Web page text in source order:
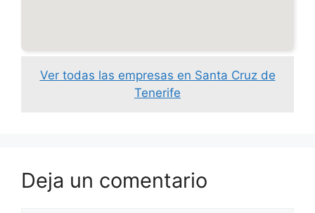
Ver todas las empresas en Santa Cruz de
Tenerife
Deja un comentario